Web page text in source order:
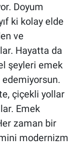
Doyum
ki kolay elde
ve
Hayatta da
şeyleri emek
çiçekli yollar
Emek
zaman bir
modernizm